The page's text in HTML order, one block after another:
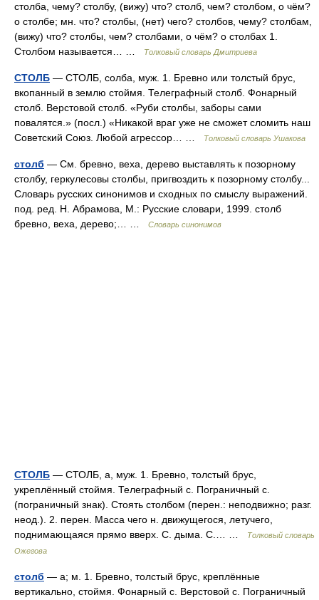
столба, чему? столбу, (вижу) что? столб, чем? столбом, о чём?
о столбе; мн. что? столбы, (нет) чего? столбов, чему? столбам,
(вижу) что? столбы, чем? столбами, о чём? о столбах 1.
Столбом называется… …
Толковый словарь Дмитриева
СТОЛБ — СТОЛБ, солба, муж. 1. Бревно или толстый брус,
вкопанный в землю стоймя. Телеграфный столб. Фонарный
столб. Верстовой столб. «Руби столбы, заборы сами
повалятся.» (посл.) «Никакой враг уже не сможет сломить наш
Cоветский Союз. Любой агрессор… …
Толковый словарь Ушакова
столб — См. бревно, веха, дерево выставлять к позорному
столбу, геркулесовы столбы, пригвоздить к позорному столбу...
Словарь русских синонимов и сходных по смыслу выражений.
под. ред. Н. Абрамова, М.: Русские словари, 1999. столб
бревно, веха, дерево;… …
Словарь синонимов
СТОЛБ — СТОЛБ, а, муж. 1. Бревно, толстый брус,
укреплённый стоймя. Телеграфный с. Пограничный с.
(пограничный знак). Стоять столбом (перен.: неподвижно; разг.
неод.). 2. перен. Масса чего н. движущегося, летучего,
поднимающаяся прямо вверх. С. дыма. С.… …
Толковый словарь
Ожегова
столб — а; м. 1. Бревно, толстый брус, креплённые
вертикально, стоймя. Фонарный с. Верстовой с. Пограничный